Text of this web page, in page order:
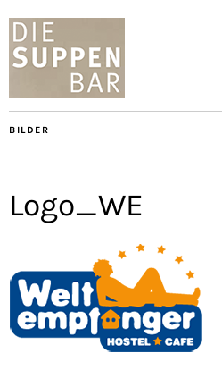
BILDER
Logo_WE